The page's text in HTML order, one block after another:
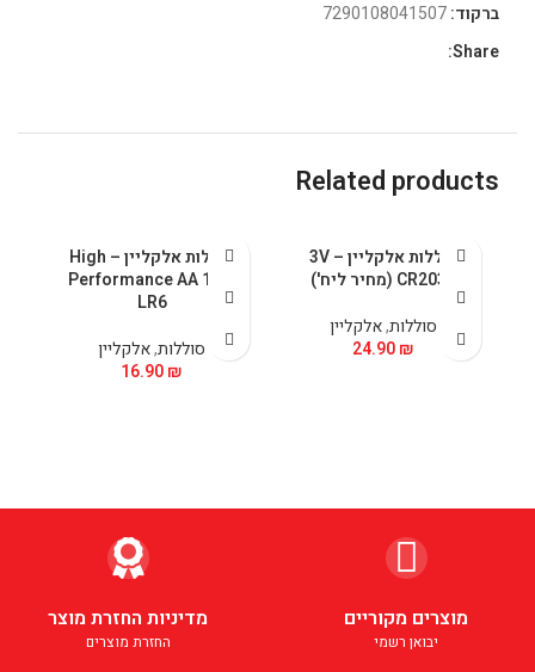
ברקוד:
Share:
Related products
סוללות אלקליין – 3V
CR2032 (מחיר ליח')
סוללות,אלקליין
24.90₪
סוללות אלקליין – High
Performance AA 1.5V
LR6
סוללות,אלקליין
16.90₪
מוצרים מקוריים
יבואן רשמי
מדיניות החזרת מוצר
החזרת מוצרים